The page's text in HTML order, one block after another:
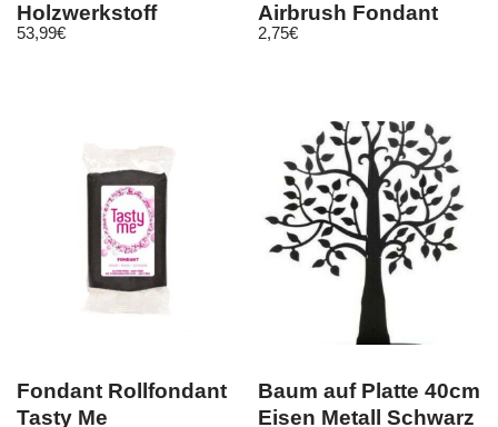
Holzwerkstoff
53,99€
Airbrush Fondant
Kuchen Rot Red
2,75€
Fondant Rollfondant
Tasty Me
Baum auf Platte 40cm
Eisen Metall Schwarz